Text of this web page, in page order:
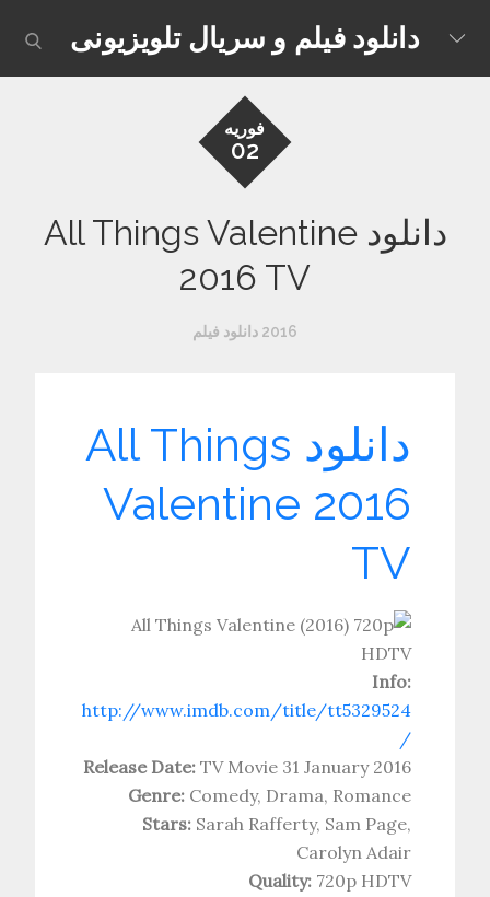
content
دانلود فیلم و سریال تلویزیونی
فوریه
02
دانلود All Things Valentine
2016 TV
2016 دانلود فیلم
دانلود All Things
Valentine 2016
TV
Info:
http://www.imdb.com/title/tt5329524
/
Release Date: TV Movie 31 January 2016
Genre: Comedy, Drama, Romance
Stars: Sarah Rafferty, Sam Page,
Carolyn Adair
Quality:720p HDTV